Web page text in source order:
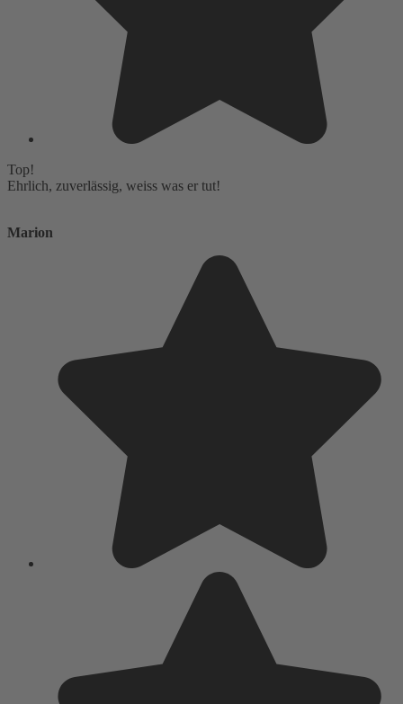
Top!
Ehrlich, zuverlässig, weiss was er tut!
Marion